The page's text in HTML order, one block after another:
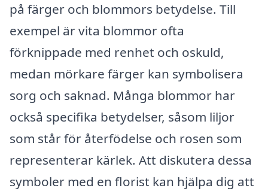
på färger och blommors betydelse. Till
exempel är vita blommor ofta
förknippade med renhet och oskuld,
medan mörkare färger kan symbolisera
sorg och saknad. Många blommor har
också specifika betydelser, såsom liljor
som står för återfödelse och rosen som
representerar kärlek. Att diskutera dessa
symboler med en florist kan hjälpa dig att